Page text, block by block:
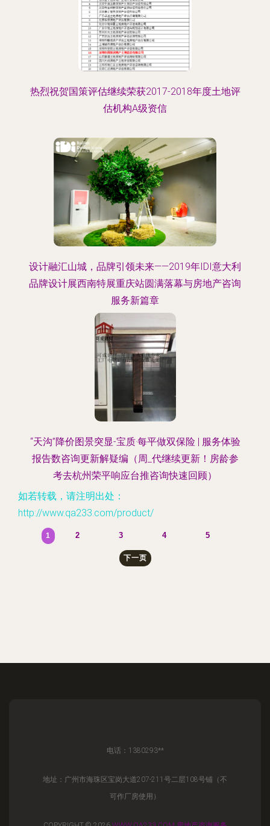
热烈祝贺国策评估继续荣获2017-2018年度土地评
估机构A级资信
设计融汇山城，品牌引领未来——2019年IDI意大利
品牌设计展西南特展重庆站圆满落幕与房地产咨询
服务新篇章
“天沟”降价图景突显-宝质·每平做双保险 | 服务体验
报告数咨询更新解疑编（周_代继续更新！房龄参
考去杭州荣平响应台推咨询快速回顾）
如若转载，请注明出处：
http://www.qa233.com/product/
1 2 3 4 5
下一页
电话：1380293**
地址：广州市海珠区宝岗大道207-211号二层108号铺（不
可作厂房使用）